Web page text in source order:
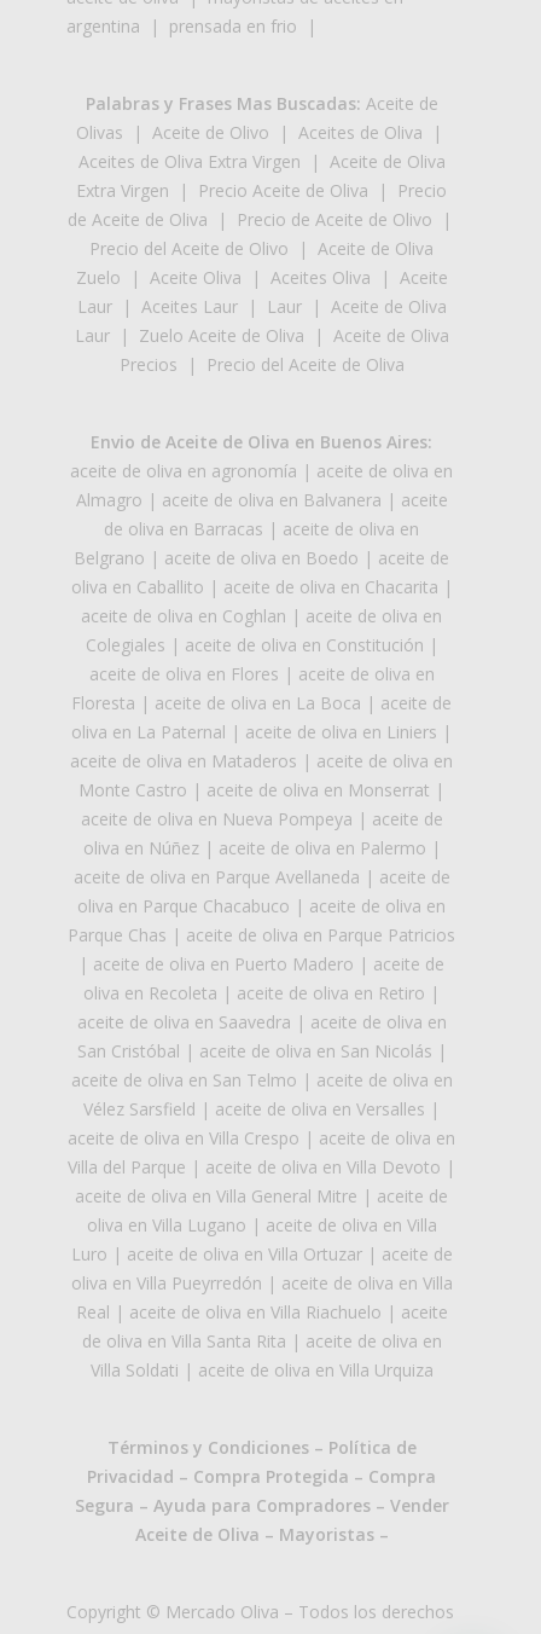
argentina | prensada en frio |
Palabras y Frases Mas Buscadas: Aceite de
Olivas | Aceite de Olivo | Aceites de Oliva |
Aceites de Oliva Extra Virgen | Aceite de Oliva
Extra Virgen | Precio Aceite de Oliva |
Precio
de Aceite de Oliva | Precio de Aceite de Olivo |
Precio del Aceite de Olivo | Aceite de Oliva
Zuelo | Aceite Oliva | Aceites Oliva | Aceite
Laur| Aceites Laur| Laur| Aceite de Oliva
Laur| Zuelo Aceite de Oliva | Aceite de Oliva
Precios | Precio del Aceite de Oliva
Envio de Aceite de Oliva en Buenos Aires:
aceite de oliva en agronomía | aceite de oliva en
Almagro | aceite de oliva en Balvanera | aceite
de oliva en Barracas | aceite de oliva en
Belgrano | aceite de oliva en Boedo | aceite de
oliva en Caballito | aceite de oliva en Chacarita |
aceite de oliva en Coghlan | aceite de oliva en
Colegiales | aceite de oliva en Constitución |
aceite de oliva en Flores | aceite de oliva en
Floresta | aceite de oliva en La Boca | aceite de
oliva en La Paternal | aceite de oliva en Liniers |
aceite de oliva en Mataderos | aceite de oliva en
Monte Castro | aceite de oliva en Monserrat |
aceite de oliva en Nueva Pompeya | aceite de
oliva en Núñez| aceite de oliva en Palermo |
aceite de oliva en Parque Avellaneda | aceite de
oliva en Parque Chacabuco | aceite de oliva en
Parque Chas | aceite de oliva en Parque Patricios
| aceite de oliva en Puerto Madero | aceite de
oliva en Recoleta | aceite de oliva en Retiro |
aceite de oliva en Saavedra | aceite de oliva en
San Cristóbal | aceite de oliva en San Nicolás |
aceite de oliva en San Telmo | aceite de oliva en
Vélez Sarsfield | aceite de oliva en Versalles |
aceite de oliva en Villa Crespo | aceite de oliva en
Villa del Parque | aceite de oliva en Villa Devoto |
aceite de oliva en Villa General Mitre | aceite de
oliva en Villa Lugano | aceite de oliva en Villa
Luro | aceite de oliva en Villa Ortuzar| aceite de
oliva en Villa Pueyrredón | aceite de oliva en Villa
Real | aceite de oliva en Villa Riachuelo | aceite
de oliva en Villa Santa Rita | aceite de oliva en
Villa Soldati | aceite de oliva en Villa Urquiza
Términos y Condiciones– Política de
Privacidad – Compra Protegida – Compra
Segura – Ayuda para Compradores– Vender
Aceite de Oliva – Mayoristas–
Copyright © Mercado Oliva – Todos los derechos